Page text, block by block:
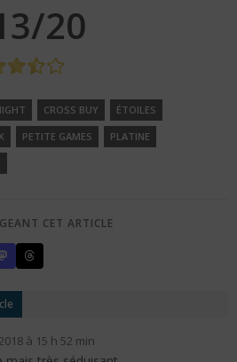
20
CROSS BUY
ÉTOILES
PETITE GAMES
PLATINE
CET ARTICLE
à 15 h 52 min